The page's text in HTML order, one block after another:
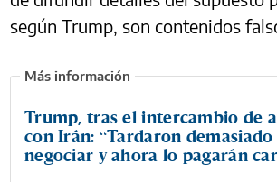
según Trump, son contenidos
Trump, tras el intercambio de
con Irán: “Tardaron demasiado
negociar y ahora lo pagarán